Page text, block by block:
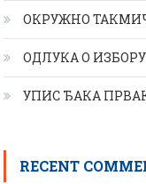
ОКРУЖНО
ОДЛУКА О
УПИС ЂАКА
RECENT